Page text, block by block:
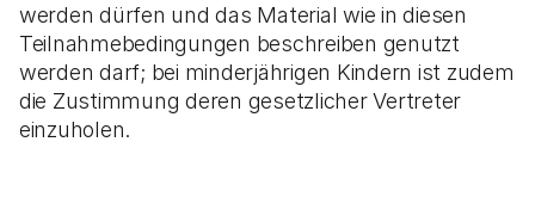
werden dürfen und das Material wie in diesen
Teilnahmebedingungen beschreiben genutzt
werden darf; bei minderjährigen Kindern ist zudem
die Zustimmung deren gesetzlicher Vertreter
einzuholen.